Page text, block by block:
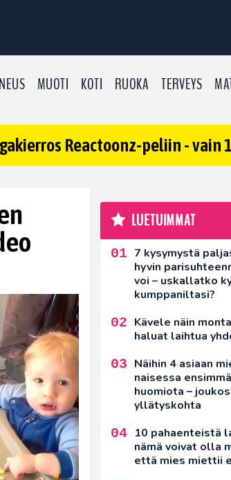
MUOTI KOTI RUOKA TERVEYS
Reactoonz-peliin - vain
LUETUIMMAT
7 kysymystä
hyvin
voi – uskallatko
kumppaniltasi?
Kävele näin
haluat laihtua
Näihin 4 asiaan
naisessa
huomiota –
yllätyskohta
10 pahaenteistä
nämä voivat olla
että mies miettii